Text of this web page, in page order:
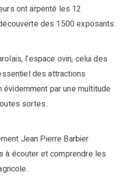
ont arpenté les 12
des 1500 exposants.
l’espace ovin, celui des
des attractions
par une multitude
sortes..
Jean Pierre Barbier
à écouter et comprendre les